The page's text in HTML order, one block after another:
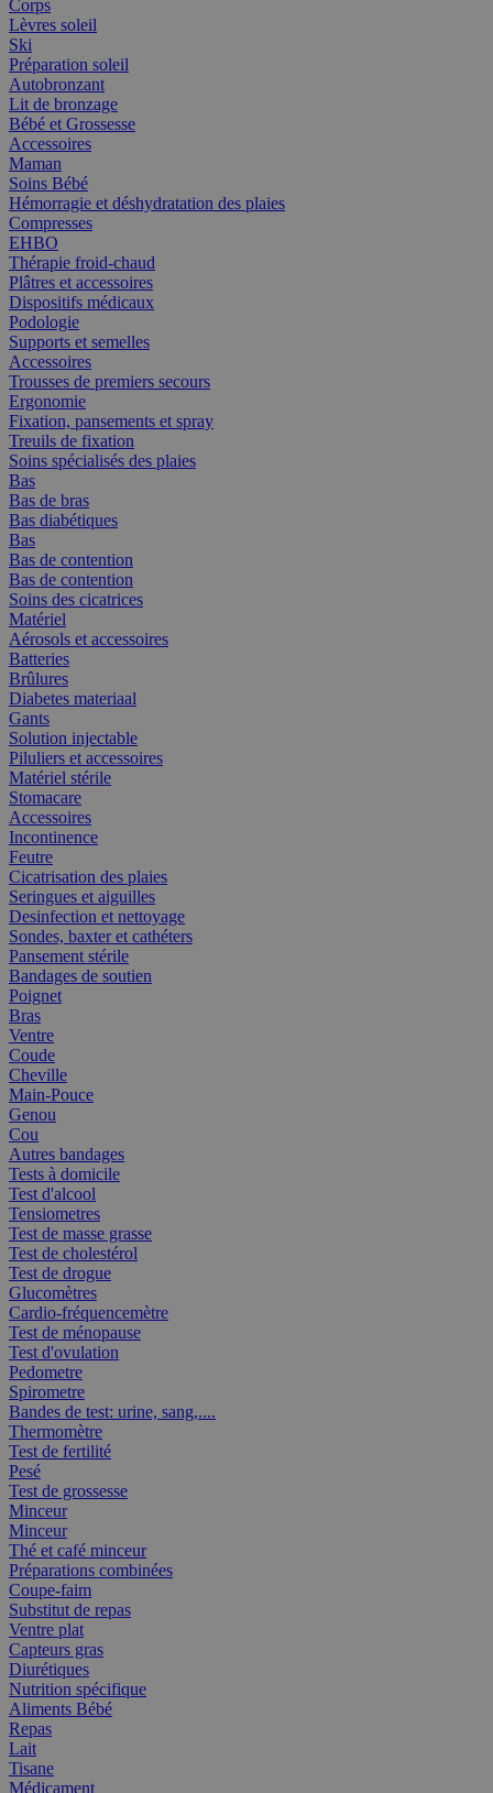
Corps
Lèvres soleil
Ski
Préparation soleil
Autobronzant
Lit de bronzage
Bébé et Grossesse
Accessoires
Maman
Soins Bébé
Hémorragie et déshydratation des plaies
Compresses
EHBO
Thérapie froid-chaud
Plâtres et accessoires
Dispositifs médicaux
Podologie
Supports et semelles
Accessoires
Trousses de premiers secours
Ergonomie
Fixation, pansements et spray
Treuils de fixation
Soins spécialisés des plaies
Bas
Bas de bras
Bas diabétiques
Bas
Bas de contention
Bas de contention
Soins des cicatrices
Matériel
Aérosols et accessoires
Batteries
Brûlures
Diabetes materiaal
Gants
Solution injectable
Piluliers et accessoires
Matériel stérile
Stomacare
Accessoires
Incontinence
Feutre
Cicatrisation des plaies
Seringues et aiguilles
Desinfection et nettoyage
Sondes, baxter et cathéters
Pansement stérile
Bandages de soutien
Poignet
Bras
Ventre
Coude
Cheville
Main-Pouce
Genou
Cou
Autres bandages
Tests à domicile
Test d'alcool
Tensiometres
Test de masse grasse
Test de cholestérol
Test de drogue
Glucomètres
Cardio-fréquencemètre
Test de ménopause
Test d'ovulation
Pedometre
Spirometre
Bandes de test: urine, sang,....
Thermomètre
Test de fertilité
Pesé
Test de grossesse
Minceur
Minceur
Thé et café minceur
Préparations combinées
Coupe-faim
Substitut de repas
Ventre plat
Capteurs gras
Diurétiques
Nutrition spécifique
Aliments Bébé
Repas
Lait
Tisane
Médicament